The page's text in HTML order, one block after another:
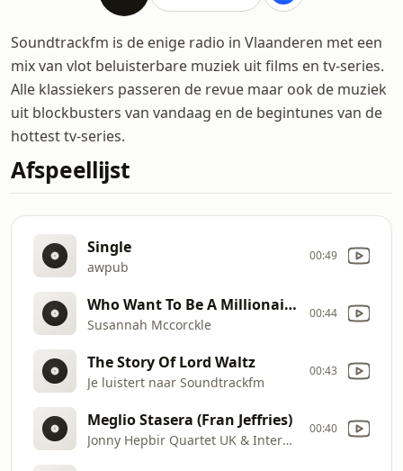
Soundtrackfm is de enige radio in Vlaanderen met een
mix van vlot beluisterbare muziek uit films en tv-series.
Alle klassiekers passeren de revue maar ook de muziek
uit blockbusters van vandaag en de begintunes van de
hottest tv-series.
Afspeellijst
Single
awpub
00:49
Who Want To Be A Millionaire (Frank Sinatra & Celeste Holm)
Susannah Mccorckle
00:44
The Story Of Lord Waltz
Je luistert naar Soundtrackfm
00:43
Meglio Stasera (Fran Jeffries)
Jonny Hepbir Quartet UK & International Jazz Band
00:40